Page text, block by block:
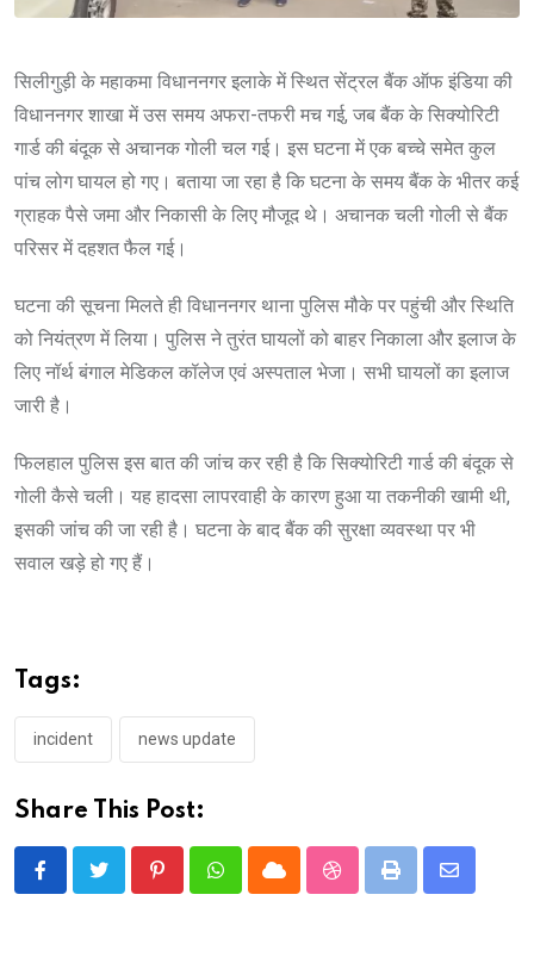
सिलीगुड़ी के महाकमा विधाननगर इलाके में स्थित सेंट्रल बैंक ऑफ इंडिया की
विधाननगर शाखा में उस समय अफरा-तफरी मच गई, जब बैंक के सिक्योरिटी
गार्ड की बंदूक से अचानक गोली चल गई। इस घटना में एक बच्चे समेत कुल
पांच लोग घायल हो गए। बताया जा रहा है कि घटना के समय बैंक के भीतर कई
ग्राहक पैसे जमा और निकासी के लिए मौजूद थे। अचानक चली गोली से बैंक
परिसर में दहशत फैल गई।
घटना की सूचना मिलते ही विधाननगर थाना पुलिस मौके पर पहुंची और स्थिति
को नियंत्रण में लिया। पुलिस ने तुरंत घायलों को बाहर निकाला और इलाज के
लिए नॉर्थ बंगाल मेडिकल कॉलेज एवं अस्पताल भेजा। सभी घायलों का इलाज
जारी है।
फिलहाल पुलिस इस बात की जांच कर रही है कि सिक्योरिटी गार्ड की बंदूक से
गोली कैसे चली। यह हादसा लापरवाही के कारण हुआ या तकनीकी खामी थी,
इसकी जांच की जा रही है। घटना के बाद बैंक की सुरक्षा व्यवस्था पर भी
सवाल खड़े हो गए हैं।
Tags:
incident news update
Share This Post:
PinterestWhatsappCloud StumbleUpon
Print
Share